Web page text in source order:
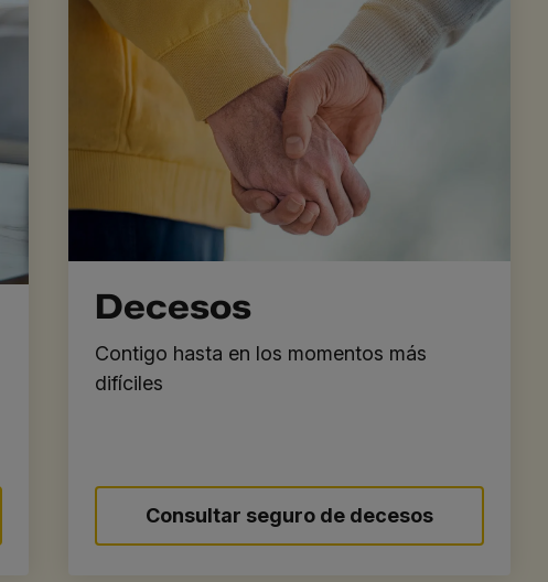
Decesos
Contigo hasta en los momentos más
difíciles
Consultar seguro de decesos